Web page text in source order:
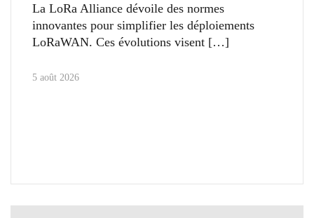
La LoRa Alliance dévoile des normes
innovantes pour simplifier les déploiements
LoRaWAN. Ces évolutions visent
5 août 2026